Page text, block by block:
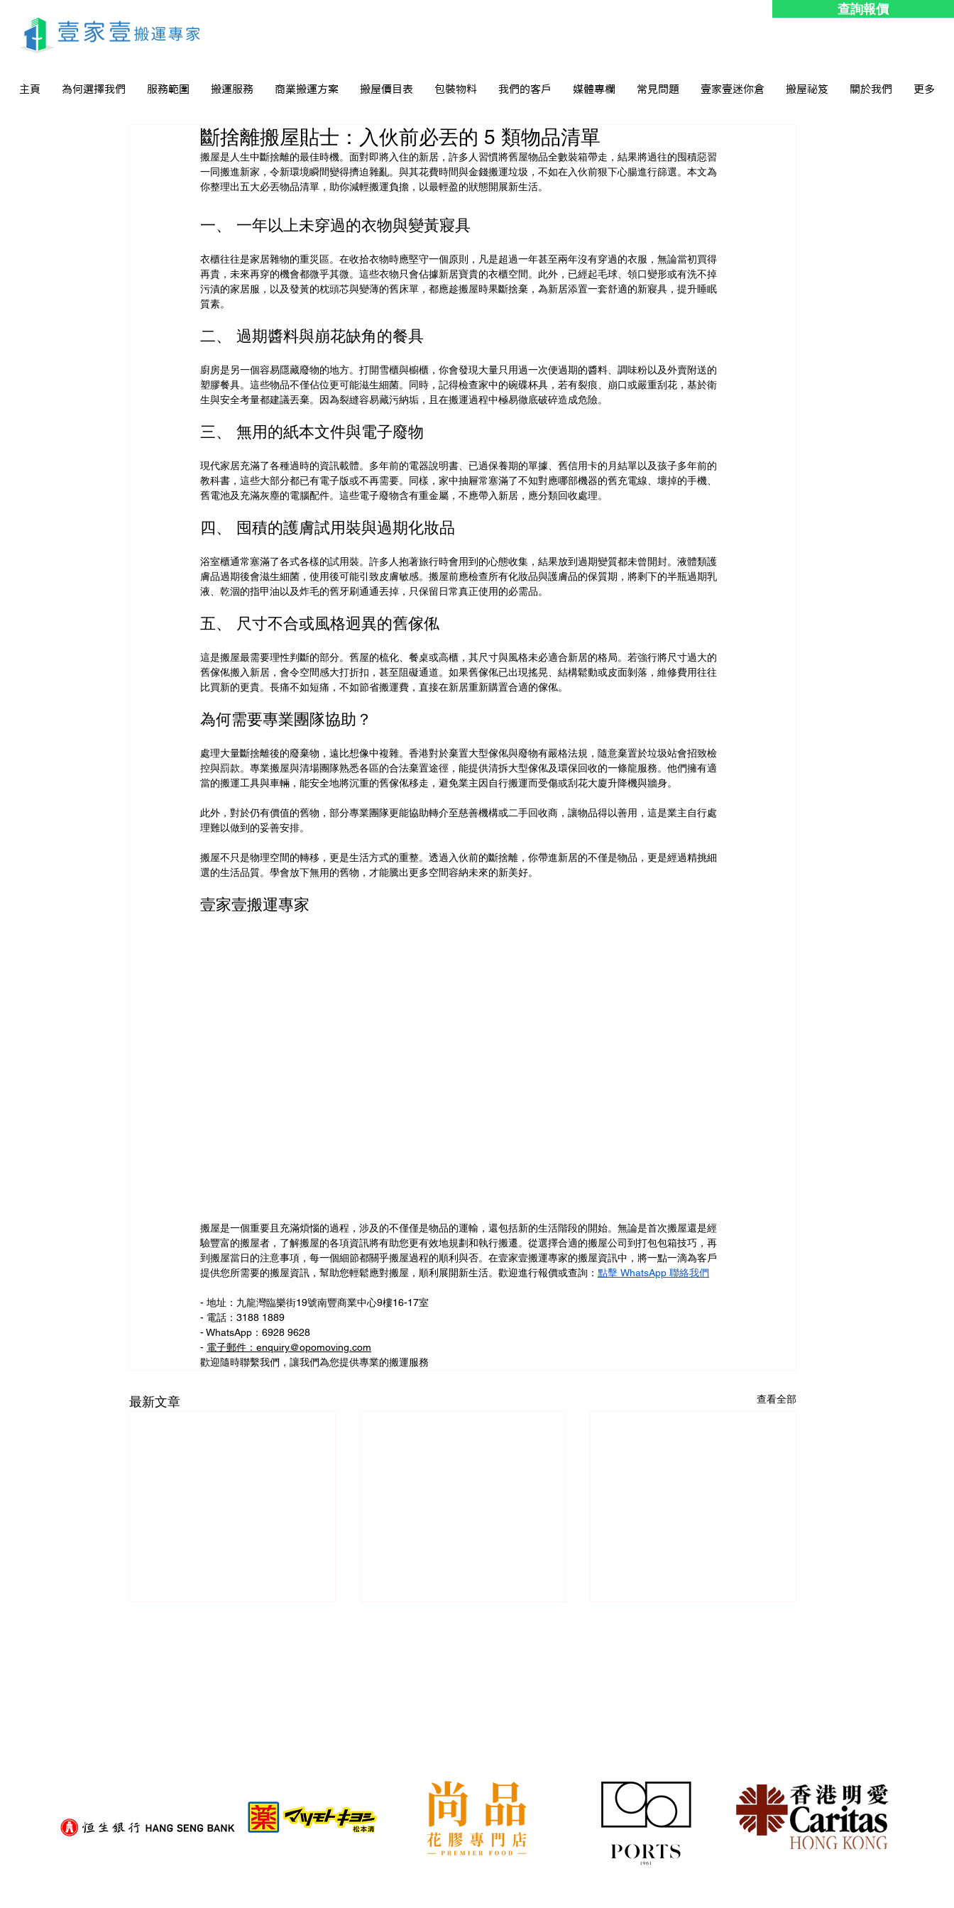
查詢報價
主頁 為何選擇我們 服務範圍 搬運服務 商業搬運方案 搬屋價目表 包裝物料 我們的客戶 媒體專欄 常見問題 壹家壹迷你倉 搬屋祕笈 關於我們 更多
斷捨離搬屋貼士：入伙前必丟的 5 類物品清單
搬屋是人生中斷捨離的最佳時機。面對即將入住的新居，許多人習慣將舊屋物品全數裝箱帶走，結果將過往的囤積惡習
一同搬進新家，令新環境瞬間變得擠迫雜亂。與其花費時間與金錢搬運垃圾，不如在入伙前狠下心腸進行篩選。本文為
你整理出五大必丟物品清單，助你減輕搬運負擔，以最輕盈的狀態開展新生活。
一、 一年以上未穿過的衣物與變黃寢具
衣櫃往往是家居雜物的重災區。在收拾衣物時應堅守一個原則，凡是超過一年甚至兩年沒有穿過的衣服，無論當初買得
再貴，未來再穿的機會都微乎其微。這些衣物只會佔據新居寶貴的衣櫃空間。此外，已經起毛球、領口變形或有洗不掉
污漬的家居服，以及發黃的枕頭芯與變薄的舊床單，都應趁搬屋時果斷捨棄，為新居添置一套舒適的新寢具，提升睡眠
質素。
二、 過期醬料與崩花缺角的餐具
廚房是另一個容易隱藏廢物的地方。打開雪櫃與櫥櫃，你會發現大量只用過一次便過期的醬料、調味粉以及外賣附送的
塑膠餐具。這些物品不僅佔位更可能滋生細菌。同時，記得檢查家中的碗碟杯具，若有裂痕、崩口或嚴重刮花，基於衛
生與安全考量都建議丟棄。因為裂縫容易藏污納垢，且在搬運過程中極易徹底破碎造成危險。
三、 無用的紙本文件與電子廢物
現代家居充滿了各種過時的資訊載體。多年前的電器說明書、已過保養期的單據、舊信用卡的月結單以及孩子多年前的
教科書，這些大部分都已有電子版或不再需要。同樣，家中抽屜常塞滿了不知對應哪部機器的舊充電線、壞掉的手機、
舊電池及充滿灰塵的電腦配件。這些電子廢物含有重金屬，不應帶入新居，應分類回收處理。
四、 囤積的護膚試用裝與過期化妝品
浴室櫃通常塞滿了各式各樣的試用裝。許多人抱著旅行時會用到的心態收集，結果放到過期變質都未曾開封。液體類護
膚品過期後會滋生細菌，使用後可能引致皮膚敏感。搬屋前應檢查所有化妝品與護膚品的保質期，將剩下的半瓶過期乳
液、乾涸的指甲油以及炸毛的舊牙刷通通丟掉，只保留日常真正使用的必需品。
五、 尺寸不合或風格迥異的舊傢俬
這是搬屋最需要理性判斷的部分。舊屋的梳化、餐桌或高櫃，其尺寸與風格未必適合新居的格局。若強行將尺寸過大的
舊傢俬搬入新居，會令空間感大打折扣，甚至阻礙通道。如果舊傢俬已出現搖晃、結構鬆動或皮面剝落，維修費用往往
比買新的更貴。長痛不如短痛，不如節省搬運費，直接在新居重新購置合適的傢俬。
為何需要專業團隊協助？
處理大量斷捨離後的廢棄物，遠比想像中複雜。香港對於棄置大型傢俬與廢物有嚴格法規，隨意棄置於垃圾站會招致檢
控與罰款。專業搬屋與清場團隊熟悉各區的合法棄置途徑，能提供清拆大型傢俬及環保回收的一條龍服務。他們擁有適
當的搬運工具與車輛，能安全地將沉重的舊傢俬移走，避免業主因自行搬運而受傷或刮花大廈升降機與牆身。
此外，對於仍有價值的舊物，部分專業團隊更能協助轉介至慈善機構或二手回收商，讓物品得以善用，這是業主自行處
理難以做到的妥善安排。
搬屋不只是物理空間的轉移，更是生活方式的重整。透過入伙前的斷捨離，你帶進新居的不僅是物品，更是經過精挑細
選的生活品質。學會放下無用的舊物，才能騰出更多空間容納未來的新美好。
壹家壹搬運專家
搬屋是一個重要且充滿煩惱的過程，涉及的不僅僅是物品的運輸，還包括新的生活階段的開始。無論是首次搬屋還是經
驗豐富的搬屋者，了解搬屋的各項資訊將有助您更有效地規劃和執行搬遷。從選擇合適的搬屋公司到打包包箱技巧，再
到搬屋當日的注意事項，每一個細節都關乎搬屋過程的順利與否。在壹家壹搬運專家的搬屋資訊中，將一點一滴為客戶
提供您所需要的搬屋資訊，幫助您輕鬆應對搬屋，順利展開新生活。歡迎進行報價或查詢： 點擊 WhatsApp 聯絡我們
- 地址：九龍灣臨樂街19號南豐商業中心9樓16-17室
- 電話：3188 1889
- WhatsApp：6928 9628
- 電子郵件：enquiry@opomoving.com
歡迎隨時聯繫我們，讓我們為您提供專業的搬運服務
最新文章 查看全部